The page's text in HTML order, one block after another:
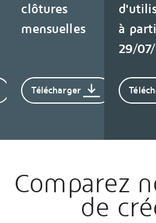
clôtures
mensuelles
Télécharger
à
29/
Comparez
de